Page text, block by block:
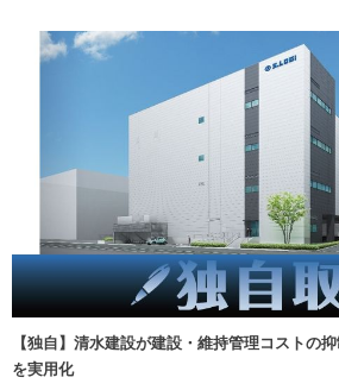
【独自】清水建設が建設・維持管理コストの
を実用化